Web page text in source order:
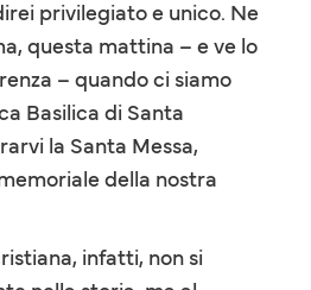
privilegiato e unico. Ne
questa mattina – e ve lo
– quando ci siamo
Basilica di Santa
la Santa Messa,
della nostra
infatti, non si